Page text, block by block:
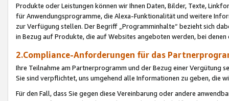
Produkte oder Leistungen können wir Ihnen Daten, Bilder, Texte,
für Anwendungsprogramme, die Alexa-Funktionalität und weitere
zur Verfügung stellen. Der Begriff „Programminhalte“ bezieht sich
in Bezug auf Produkte, die auf Websites angeboten werden, bei
2.Compliance-Anforderungen für das
Ihre Teilnahme am Partnerprogramm und der Bezug einer Vergütung
Sie sind verpflichtet, uns umgehend alle Informationen zu geben, die
Für den Fall, dass Sie gegen diese Vereinbarung oder andere